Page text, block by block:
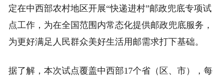
定在中西部农村地区开展“快递进村”邮政兜底专项试
点工作，为在全国范围内常态化提供邮政兜底服务，
为更好满足人民群众美好生活用邮需求打下基础。
据了解，本次试点覆盖中西部17个省（区、市），每